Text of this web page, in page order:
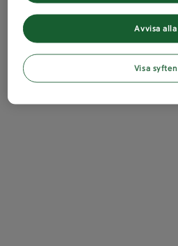
Avvisa alla
Visa syften